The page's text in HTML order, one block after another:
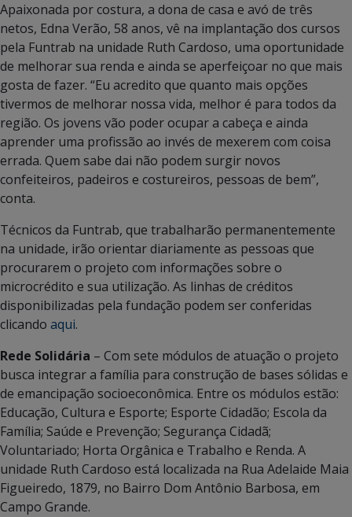
Apaixonada por costura, a dona de casa e avó de três
netos, Edna Verão, 58 anos, vê na implantação dos cursos
pela Funtrab na unidade Ruth Cardoso, uma oportunidade
de melhorar sua renda e ainda se aperfeiçoar no que mais
gosta de fazer. “Eu acredito que quanto mais opções
tivermos de melhorar nossa vida, melhor é para todos da
região. Os jovens vão poder ocupar a cabeça e ainda
aprender uma profissão ao invés de mexerem com coisa
errada. Quem sabe dai não podem surgir novos
confeiteiros, padeiros e costureiros, pessoas de bem”,
conta.
Técnicos da Funtrab, que trabalharão permanentemente
na unidade, irão orientar diariamente as pessoas que
procurarem o projeto com informações sobre o
microcrédito e sua utilização. As linhas de créditos
disponibilizadas pela fundação podem ser conferidas
clicando aqui.
Rede Solidária – Com sete módulos de atuação o projeto
busca integrar a família para construção de bases sólidas e
de emancipação socioeconômica. Entre os módulos estão:
Educação, Cultura e Esporte; Esporte Cidadão; Escola da
Família; Saúde e Prevenção; Segurança Cidadã;
Voluntariado; Horta Orgânica e Trabalho e Renda. A
unidade Ruth Cardoso está localizada na Rua Adelaide Maia
Figueiredo, 1879, no Bairro Dom Antônio Barbosa, em
Campo Grande.